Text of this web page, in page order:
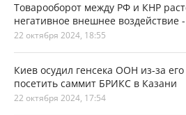
Товарооборот между РФ и КНР
негативное внешнее воздействие
22 октября 2024, 18:55
Киев осудил генсека ООН из-за
посетить саммит БРИКС в Казани
22 октября 2024, 17:54